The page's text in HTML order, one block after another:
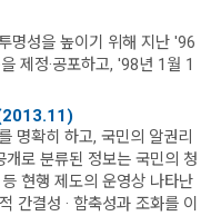
명성을 높이기 위해 지난 '96
제정·공포하고, '98년 1월 1
명확히 하고, 국민의 알권리
로 분류된 정보는 국민의 청
현행 제도의 운영상 나타난
간결성 · 함축성과 조화를 이